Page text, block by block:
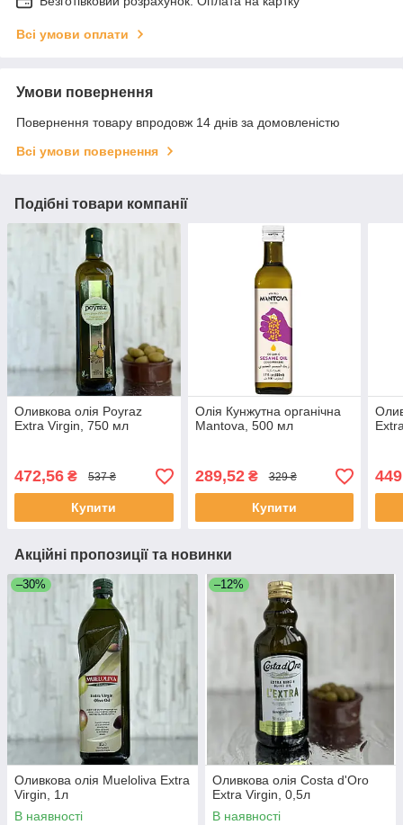
Всі умови оплати
Умови повернення
Повернення товару впродовж 14 днів за домовленістю
Всі умови повернення
Подібні товари компанії
Оливкова олія Poyraz
Extra Virgin, 750 мл
472,56 ₴ 537 ₴
Купити
Олія Кунжутна органічна
Mantova, 500 мл
289,52₴ 329 ₴
Купити
Акційні пропозиції та новинки
–30%
Оливкова олія Mueloliva Extra
Virgin, 1л
В наявності
–12%
Оливкова олія Costa d'Oro
Extra Virgin, 0,5л
В наявності